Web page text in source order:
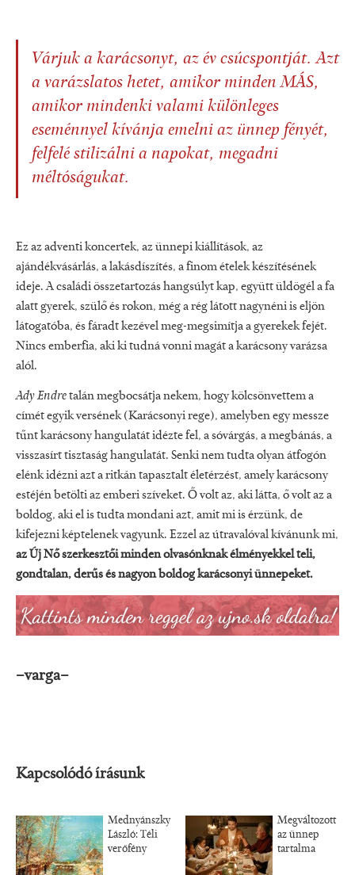
Várjuk a karácsonyt, az év csúcspontját. Azt
a varázslatos hetet, amikor minden MÁS,
amikor mindenki valami különleges
eseménnyel kívánja emelni az ünnep fényét,
felfelé stilizálni a napokat, megadni
méltóságukat.
Ez az adventi koncertek, az ünnepi kiállítások, az
ajándékvásárlás, a lakásdíszítés, a finom ételek készítésének
ideje. A családi összetartozás hangsúlyt kap, együtt üldögél a fa
alatt gyerek, szülő és rokon, még a rég látott nagynéni is eljön
látogatóba, és fáradt kezével meg-megsimítja a gyerekek fejét.
Nincs emberfia, aki ki tudná vonni magát a karácsony varázsa
alól.
Ady Endretalán megbocsátja nekem, hogy kölcsönvettem a
címét egyik versének (Karácsonyi rege), amelyben egy messze
tűnt karácsony hangulatát idézte fel, a sóvárgás, a megbánás, a
visszasírt tisztaság hangulatát. Senki nem tudta olyan átfogón
elénk idézni azt a ritkán tapasztalt életérzést, amely karácsony
estéjén betölti az emberi szíveket. Ő volt az, aki látta, ő volt az a
boldog, aki el is tudta mondani azt, amit mi is érzünk, de
kifejezni képtelenek vagyunk. Ezzel az útravalóval kívánunk mi,
az Új Nő szerkesztői minden olvasónknak élményekkel teli,
gondtalan, derűs és nagyon boldog karácsonyi ünnepeket.
–varga–
Kapcsolódó írásunk
Mednyánszky
László: Téli
verőfény
Megváltozott
az ünnep
tartalma